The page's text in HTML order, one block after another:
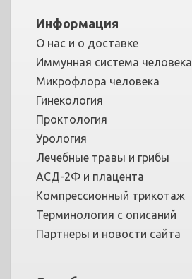
Информация
О нас и о доставке
Иммунная система человека
Микрофлора человека
Гинекология
Проктология
Урология
Лечебные травы и грибы
АСД-2Ф и плацента
Компрессионный трикотаж
Терминология с описаний
Партнеры и новости сайта